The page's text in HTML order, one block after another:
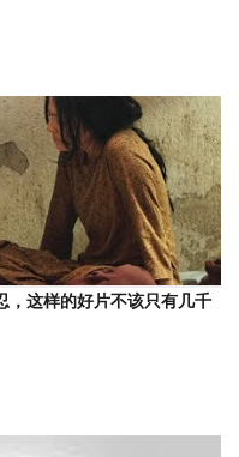
，这样的好片不该只有几千